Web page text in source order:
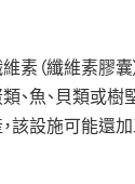
素（纖維素膠囊
類、魚、貝類或
該設施可能還